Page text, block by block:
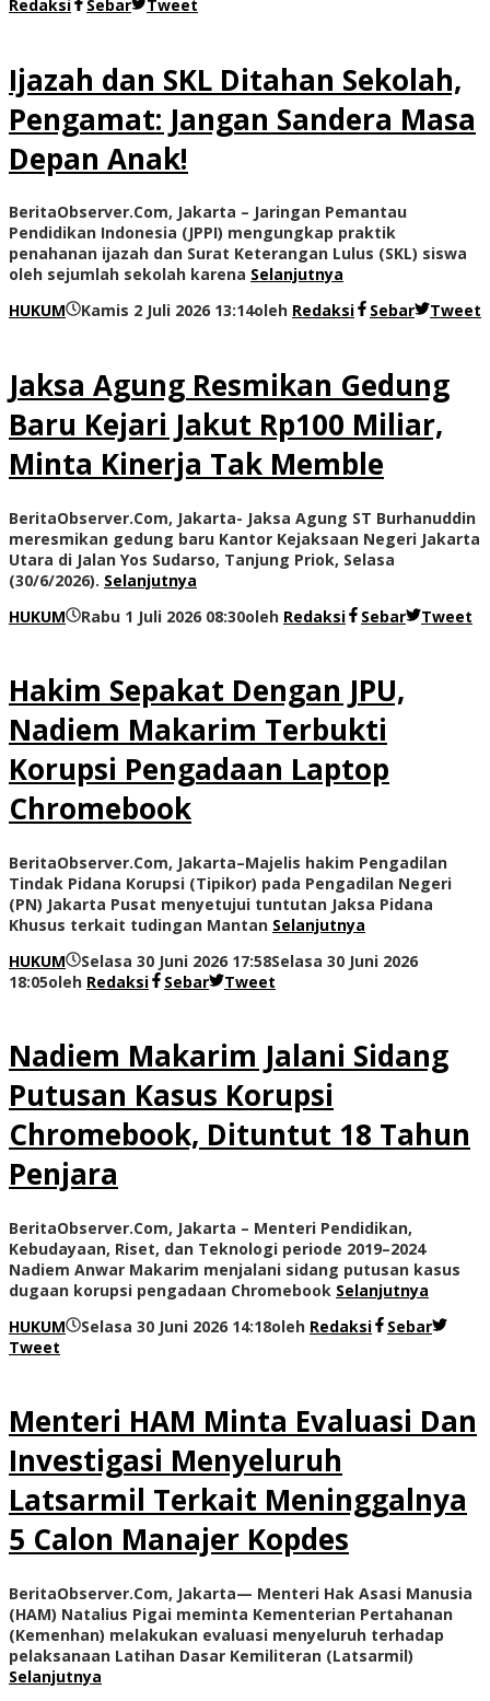
Redaksi Sebar Tweet
Ijazah dan SKL Ditahan Sekolah,
Pengamat: Jangan Sandera Masa
Depan Anak!
BeritaObserver.Com, Jakarta – Jaringan Pemantau
Pendidikan Indonesia (JPPI) mengungkap praktik
penahanan ijazah dan Surat Keterangan Lulus (SKL) siswa
oleh sejumlah sekolah karena Selanjutnya
HUKUM
Kamis 2 Juli 2026 13:14oleh Redaksi Sebar Tweet
Jaksa Agung Resmikan Gedung
Baru Kejari Jakut Rp100 Miliar,
Minta Kinerja Tak Memble
BeritaObserver.Com, Jakarta- Jaksa Agung ST Burhanuddin
meresmikan gedung baru Kantor Kejaksaan Negeri Jakarta
Utara di Jalan Yos Sudarso, Tanjung Priok, Selasa
(30/6/2026). Selanjutnya
HUKUM
Rabu 1 Juli 2026 08:30oleh Redaksi Sebar Tweet
Hakim Sepakat Dengan JPU,
Nadiem Makarim Terbukti
Korupsi Pengadaan Laptop
Chromebook
BeritaObserver.Com, Jakarta–Majelis hakim Pengadilan
Tindak Pidana Korupsi (Tipikor) pada Pengadilan Negeri
(PN) Jakarta Pusat menyetujui tuntutan Jaksa Pidana
Khusus terkait tudingan Mantan Selanjutnya
HUKUM
Selasa 30 Juni 2026 17:58Selasa 30 Juni 2026
18:05oleh Redaksi Sebar Tweet
Nadiem Makarim Jalani Sidang
Putusan Kasus Korupsi
Chromebook, Dituntut 18 Tahun
Penjara
BeritaObserver.Com, Jakarta – Menteri Pendidikan,
Kebudayaan, Riset, dan Teknologi periode 2019–2024
Nadiem Anwar Makarim menjalani sidang putusan kasus
dugaan korupsi pengadaan Chromebook Selanjutnya
HUKUM
Selasa 30 Juni 2026 14:18oleh Redaksi
Sebar
Tweet
Menteri HAM Minta Evaluasi Dan
Investigasi Menyeluruh
Latsarmil Terkait Meninggalnya
5 Calon Manajer Kopdes
BeritaObserver.Com, Jakarta— Menteri Hak Asasi Manusia
(HAM) Natalius Pigai meminta Kementerian Pertahanan
(Kemenhan) melakukan evaluasi menyeluruh terhadap
pelaksanaan Latihan Dasar Kemiliteran (Latsarmil)
Selanjutnya